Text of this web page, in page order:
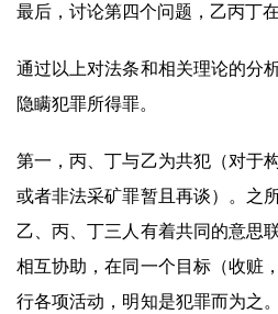
最后，讨论第四个问题，乙丙丁
通过以上对法条和相关理论的分
隐瞒犯罪所得罪。
第一，丙、丁与乙为共犯（对于
或者非法采矿罪暂且再谈）。之
乙、丙、丁三人有着共同的意思
相互协助，在同一个目标（收赃
行各项活动，明知是犯罪而为之